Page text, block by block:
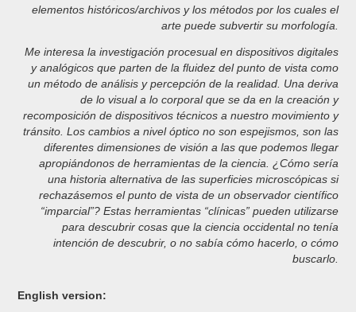
elementos históricos/archivos y los métodos por los cuales el
arte puede subvertir su morfología.
Me interesa la investigación procesual en dispositivos digitales
y analógicos que parten de la fluidez del punto de vista como
un método de análisis y percepción de la realidad. Una deriva
de lo visual a lo corporal que se da en la creación y
recomposición de dispositivos técnicos a nuestro movimiento y
tránsito. Los cambios a nivel óptico no son espejismos, son las
diferentes dimensiones de visión a las que podemos llegar
apropiándonos de herramientas de la ciencia. ¿Cómo sería
una historia alternativa de las superficies microscópicas si
rechazásemos el punto de vista de un observador científico
“imparcial”? Estas herramientas “clínicas” pueden utilizarse
para descubrir cosas que la ciencia occidental no tenía
intención de descubrir, o no sabía cómo hacerlo, o cómo
buscarlo.
English version: